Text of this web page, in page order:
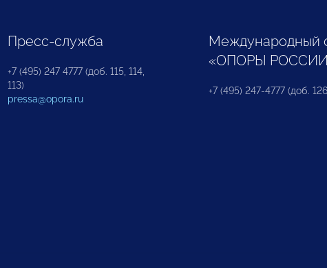
Пресс-служба
+7 (495) 247 4777 (доб. 115, 114,
113)
pressa@opora.ru
Международный
«ОПОРЫ
+7 (495) 247-4777 (доб.